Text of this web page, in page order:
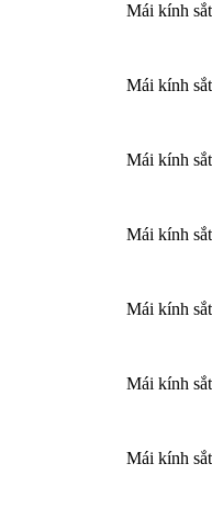
Mái kính
Mái kính
Mái kính
Mái kính
Mái kính
Mái kính
Mái kính